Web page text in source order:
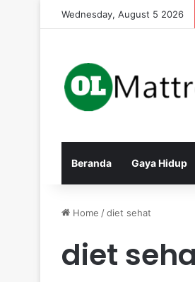
Wednesday, August 5 2026
Beranda Gaya Hidup
Home /diet sehat
diet